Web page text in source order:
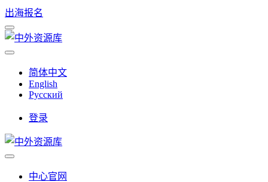
出海报名
简体中文
English
Русский
登录
中心官网